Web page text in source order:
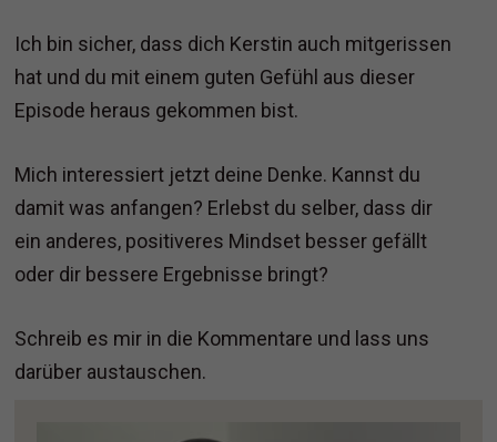
Ich bin sicher, dass dich Kerstin auch mitgerissen
hat und du mit einem guten Gefühl aus dieser
Episode heraus gekommen bist.
Mich interessiert jetzt deine Denke. Kannst du
damit was anfangen? Erlebst du selber, dass dir
ein anderes, positiveres Mindset besser gefällt
oder dir bessere Ergebnisse bringt?
Schreib es mir in die Kommentare und lass uns
darüber austauschen.